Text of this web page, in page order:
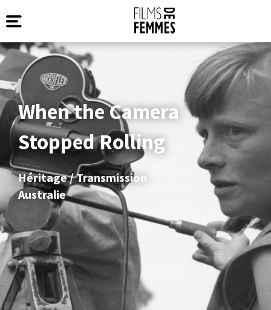
When the Camera
Stopped Rolling
Héritage / Transmission
Australie